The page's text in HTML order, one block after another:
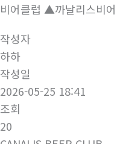
비어클럽 ▲까날리스비어
작성자
하하
작성일
2026-05-25 18:41
조회
20